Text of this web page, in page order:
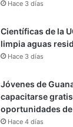
Hace 3 días
Científicas de la
limpia aguas
Hace 3 días
Jóvenes de
capacitarse
oportunidades
Hace 4 días